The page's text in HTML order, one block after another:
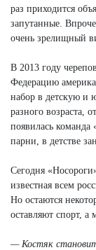
раз приходится
запутанные.
очень зрелищный
В 2013 году
Федерацию
набор в детскую и
разного возраста,
появилась команда
парни, в детстве
Сегодня
известная всем
Но остаются
оставляют спорт, а
— Костяк